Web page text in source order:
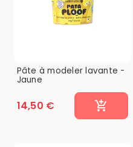
Pâte à modeler lavante -
Jaune
14,50 €